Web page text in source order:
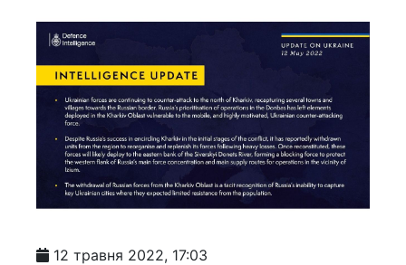
12 травня 2022, 17:03